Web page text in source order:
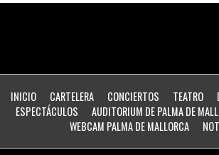
INICIO CARTELERA CONCIERTOS TEATRO
ESPECTÁCULOS
AUDITORIUM DE PALMA DE
WEBCAM PALMA DE MALLORCA